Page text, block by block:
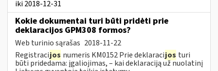
iki 2018-12-31
Kokie dokumentai turi būti pridėti prie
deklaracijos GPM308 formos?
Web turinio sąrašas 2018-11-22
Registracijos numeris KM0152 Prie deklaracijos turi
būti pridedama: įgaliojimas, – kai deklaraciją už nuolatinį